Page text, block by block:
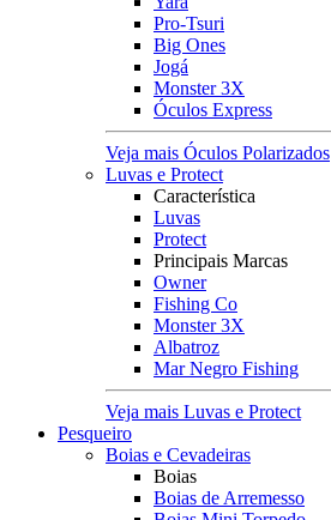
Pro-Tsuri
Big Ones
Jogá
Monster 3X
Óculos Express
Veja mais Óculos Polarizados
Luvas e Protect
Característica
Luvas
Protect
Principais Marcas
Owner
Fishing Co
Monster 3X
Albatroz
Mar Negro Fishing
Veja mais Luvas e Protect
Pesqueiro
Boias e Cevadeiras
Boias
Boias de Arremesso